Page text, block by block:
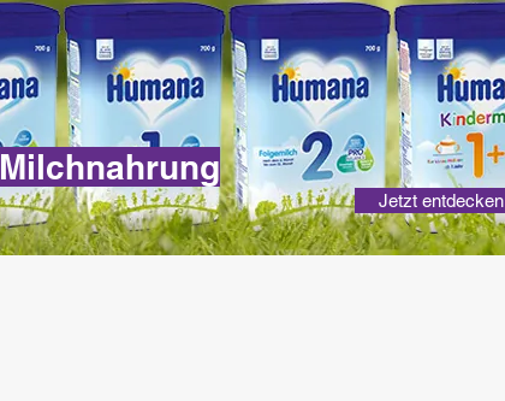
Milchnahrung
Jetzt entdecken